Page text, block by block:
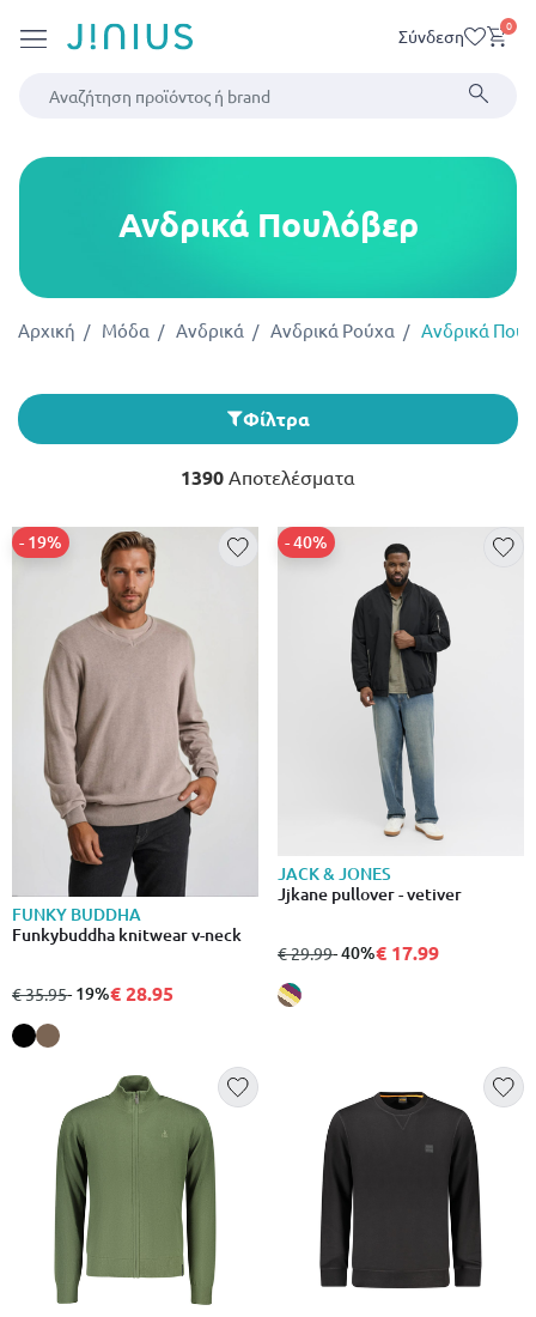
Σύνδεση 0
Ανδρικά Πουλόβερ
Αρχική Μόδα Ανδρικά Ανδρικά Ρούχα Ανδρικά
Φίλτρα
1390 Αποτελέσματα
FUNKY BUDDHA
Funkybuddha knitwear v-neck
από
€ 35.95σε
- 19%
- 19%€ 28.95
JACK & JONES
Jjkane pullover - vetiver
από
€ 29.99σε
- 40%
- 40%€ 17.99